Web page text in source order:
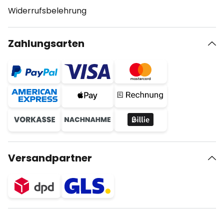
Widerrufsbelehrung
Zahlungsarten
Versandpartner